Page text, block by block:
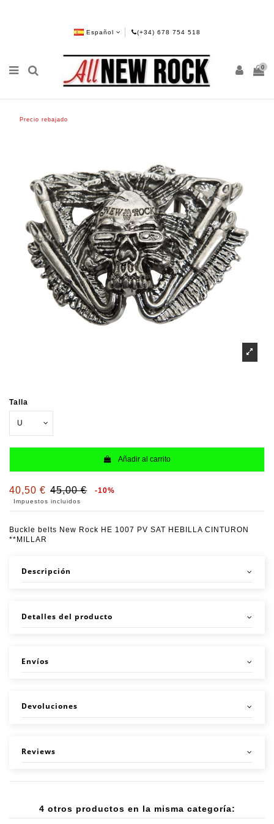
Español (+34) 678 754 518
0
Precio rebajado
Talla
Añadir al carrito
40,50 € 45,00 € -10%
Impuestos incluidos
Buckle belts New Rock HE 1007 PV SAT HEBILLA CINTURON
**MILLAR
Descripción
Detalles del producto
Envíos
Devoluciones
Reviews
4 otros productos en la misma categoría: